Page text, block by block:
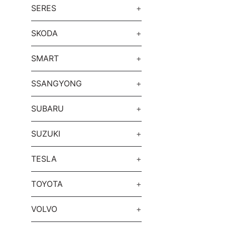
SERES +
SKODA +
SMART +
SSANGYONG +
SUBARU +
SUZUKI +
TESLA +
TOYOTA +
VOLVO +